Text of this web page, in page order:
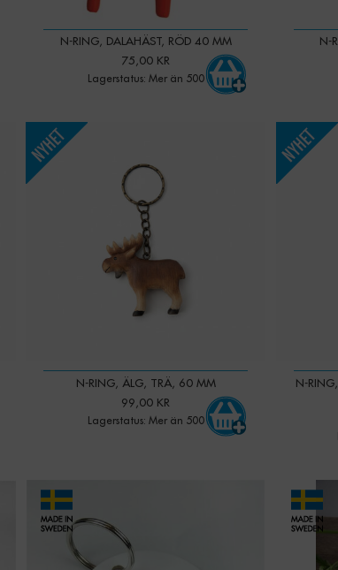
N-RING, DALAHÄST, RÖD 40 MM
75,00 KR
Lagerstatus: Mer än 500
N-
N-RING, ÄLG, TRÄ, 60 MM
99,00 KR
Lagerstatus: Mer än 500
Qty: -
N-
Qty: -
Qty: Qty: